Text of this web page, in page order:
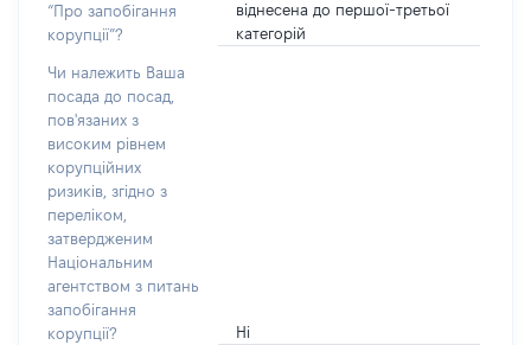
“Про запобігання
корупції”?
віднесена до першої-третьої
категорій
Чи належить Ваша
посада до посад,
пов'язаних з
високим рівнем
корупційних
ризиків, згідно з
переліком,
затвердженим
Національним
агентством з питань
запобігання
корупції?
Ні